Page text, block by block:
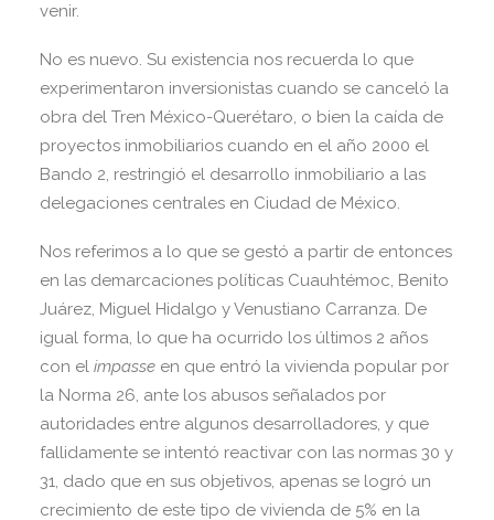
venir.
No es nuevo. Su existencia nos recuerda lo que
experimentaron inversionistas cuando se canceló la
obra del Tren México-Querétaro, o bien la caída de
proyectos inmobiliarios cuando en el año 2000 el
Bando 2, restringió el desarrollo inmobiliario a las
delegaciones centrales en Ciudad de México.
Nos referimos a lo que se gestó a partir de entonces
en las demarcaciones políticas Cuauhtémoc, Benito
Juárez, Miguel Hidalgo y Venustiano Carranza. De
igual forma, lo que ha ocurrido los últimos 2 años
con el impasse en que entró la vivienda popular por
la Norma 26, ante los abusos señalados por
autoridades entre algunos desarrolladores, y que
fallidamente se intentó reactivar con las normas 30 y
31, dado que en sus objetivos, apenas se logró un
crecimiento de este tipo de vivienda de 5% en la